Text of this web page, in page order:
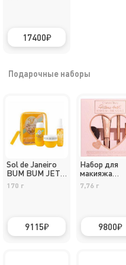
ГЛАЗ17400
Подарочные наборы
Sol de Janeiro
BUM BUM JET
SET набо
170 г
9115
Набор для
макияжа
Charlotte
Tilbury Pillow
7,76 г
9800